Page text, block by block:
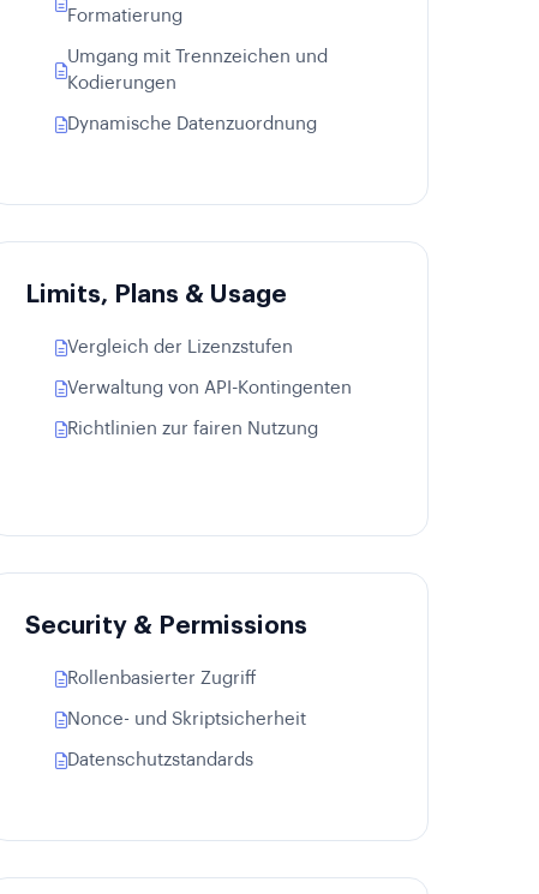
Formatierung
Umgang mit Trennzeichen und
Kodierungen
Dynamische Datenzuordnung
Limits, Plans & Usage
Vergleich der Lizenzstufen
Verwaltung von API-Kontingenten
Richtlinien zur fairen Nutzung
Security & Permissions
Rollenbasierter Zugriff
Nonce- und Skriptsicherheit
Datenschutzstandards